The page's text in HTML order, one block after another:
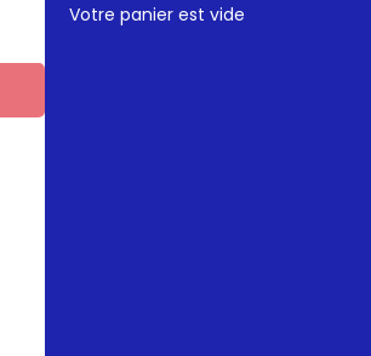
Votre panier est vide